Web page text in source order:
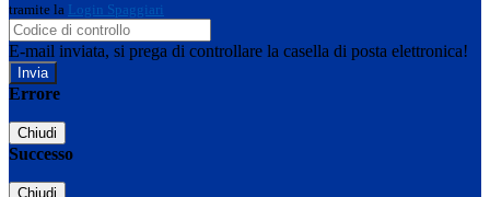
tramite la Login Spaggiari
E-mail inviata, si prega di controllare la casella di posta elettronica!
Errore
Chiudi
Successo
Chiudi